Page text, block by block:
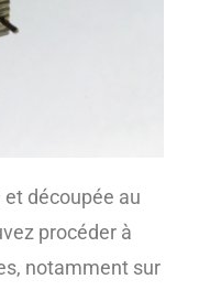
découpée au
procéder à
notamment sur